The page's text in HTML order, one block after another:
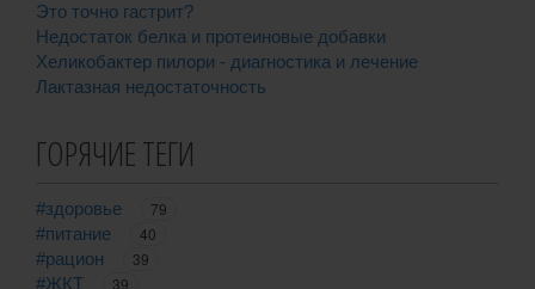
Это точно гастрит?
Недостаток белка и протеиновые добавки
Хеликобактер пилори - диагностика и лечение
Лактазная недостаточность
ГОРЯЧИЕ ТЕГИ
#здоровье
79
#питание
40
#рацион
39
#ЖКТ
39